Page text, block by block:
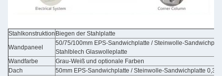
Stahlkonstruktion Biegen der Stahlplatte
Wandpaneel
50/75/100mm EPS-Sandwichplatte / Steinwolle-
Stahlblech Glaswolleplatte
Wandfarbe
Grau-Weiß und optionale Farben
Dach
50mm EPS-Sandwichplatte / Steinwolle-Sandwichplatte